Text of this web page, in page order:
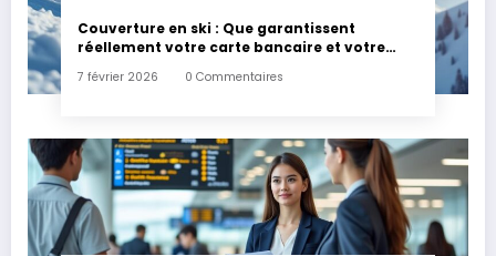
Couverture en ski : Que garantissent
réellement votre carte bancaire et votre
7 février 2026 0 Commentaires